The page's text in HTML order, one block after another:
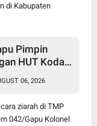
di Kabupaten
Pimpin
HUT Kodam
06, 2026
ziarah di TMP
042/Gapu Kolonel